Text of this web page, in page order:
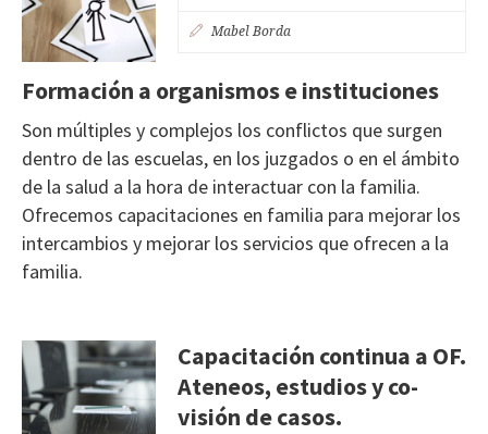
Mabel Borda
Formación a organismos e instituciones
Son múltiples y complejos los conflictos que surgen
dentro de las escuelas, en los juzgados o en el ámbito
de la salud a la hora de interactuar con la familia.
Ofrecemos capacitaciones en familia para mejorar los
intercambios y mejorar los servicios que ofrecen a la
familia.
Capacitación continua a OF.
Ateneos, estudios y co-
visión de casos.